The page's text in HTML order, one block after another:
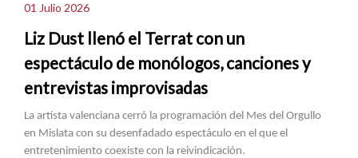
01 Julio 2026
Liz Dust llenó el Terrat con un
espectáculo de monólogos, canciones y
entrevistas improvisadas
La artista valenciana cerró la programación del Mes del Orgullo
en Mislata con su desenfadado espectáculo en el que el
entretenimiento coexiste con la reivindicación.